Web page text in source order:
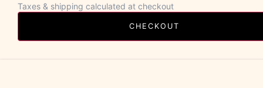
Taxes & shipping calculated at checkout
CHECKOUT